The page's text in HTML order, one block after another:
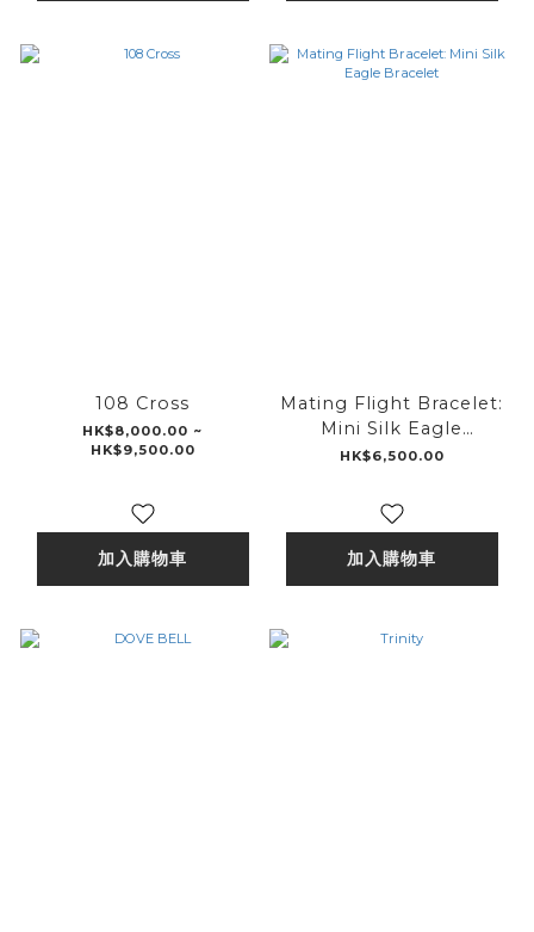
108 Cross
HK$8,000.00 ~
HK$9,500.00
加入購物車
Mating Flight Bracelet:
Mini Silk Eagle
Bracelet
HK$6,500.00
加入購物車